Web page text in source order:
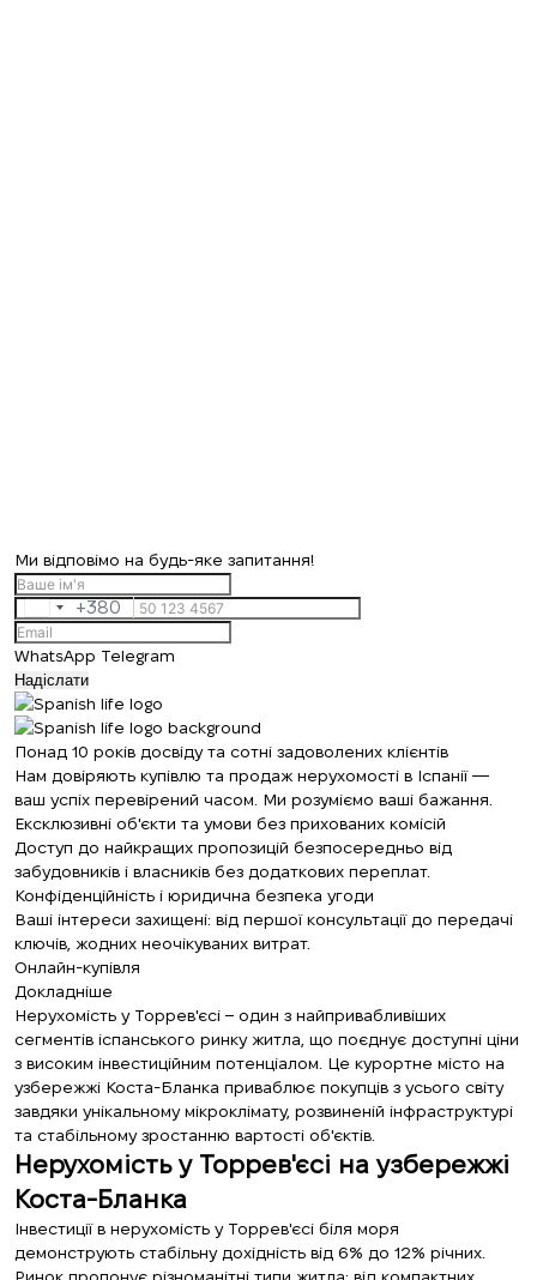
Ми відповімо на будь-яке запитання!
Ukraine
+380
+380
WhatsApp Telegram
Надіслати
Понад 10 років досвіду та сотні задоволених клієнтів
Нам довіряють купівлю та продаж нерухомості в Іспанії —
ваш успіх перевірений часом. Ми розуміємо ваші бажання.
Ексклюзивні об'єкти та умови без прихованих комісій
Доступ до найкращих пропозицій безпосередньо від
забудовників і власників без додаткових переплат.
Конфіденційність і юридична безпека угоди
Ваші інтереси захищені: від першої консультації до передачі
ключів, жодних неочікуваних витрат.
Онлайн-купівля
Докладніше
Нерухомість у Торрев'єсі – один з найпривабливіших
сегментів іспанського ринку житла, що поєднує доступні ціни
з високим інвестиційним потенціалом. Це курортне місто на
узбережжі Коста-Бланка приваблює покупців з усього світу
завдяки унікальному мікроклімату, розвиненій інфраструктурі
та стабільному зростанню вартості об'єктів.
Нерухомість у Торрев'єсі на узбережжі
Коста-Бланка
Інвестиції в нерухомість у Торрев'єсі біля моря
демонструють стабільну дохідність від 6% до 12% річних.
Ринок пропонує різноманітні типи житла: від компактних